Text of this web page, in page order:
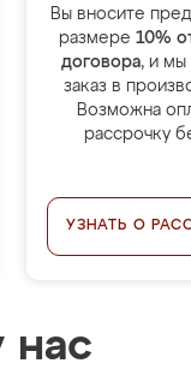
Вы вносите
размере 10%
договора, и мы
заказ в
Возможна
рассрочку
УЗНАТЬ О
нас